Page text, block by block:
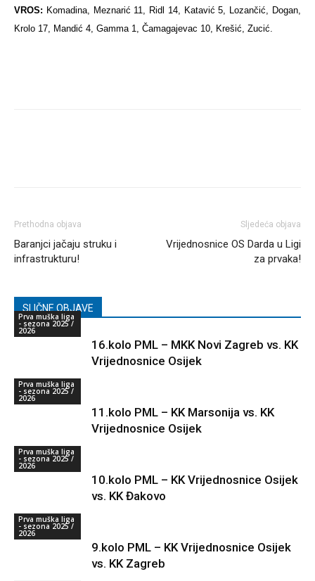
VROS: Komadina, Meznarić 11, Ridl 14, Katavić 5, Lozančić, Dogan,
Krolo 17, Mandić 4, Gamma 1, Čamagajevac 10, Krešić, Zucić.
Prethodna objava
Baranjci jačaju struku i
infrastrukturu!
Sljedeća objava
Vrijednosnice OS Darda u Ligi
za prvaka!
SLIČNE OBJAVE
Prva muška liga
- sezona 2025 /
2026
16.kolo PML – MKK Novi Zagreb vs. KK
Vrijednosnice Osijek
Prva muška liga
- sezona 2025 /
2026
11.kolo PML – KK Marsonija vs. KK
Vrijednosnice Osijek
Prva muška liga
- sezona 2025 /
2026
10.kolo PML – KK Vrijednosnice Osijek
vs. KK Đakovo
Prva muška liga
- sezona 2025 /
2026
9.kolo PML – KK Vrijednosnice Osijek
vs. KK Zagreb